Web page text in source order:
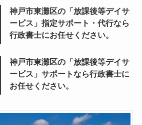
神戸市東灘区の「放課後等デイサ
ービス」指定サポート・代行なら
行政書士にお任せください。
神戸市東灘区の「放課後等デイサ
ービス」サポートなら行政書士に
お任せください。